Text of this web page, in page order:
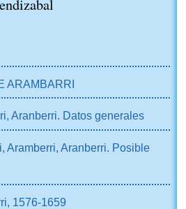
ARAMBARRI
Aranberri. Datos generales
Aramberri, Aranberri. Posible
1576-1659